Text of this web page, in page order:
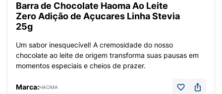
Barra de Chocolate Haoma Ao Leite
Zero Adição de Açucares Linha Stevia
25g
Um sabor inesquecível! A cremosidade do nosso
chocolate ao leite de origem transforma suas pausas em
momentos especiais e cheios de prazer.
Marca:HAOMA